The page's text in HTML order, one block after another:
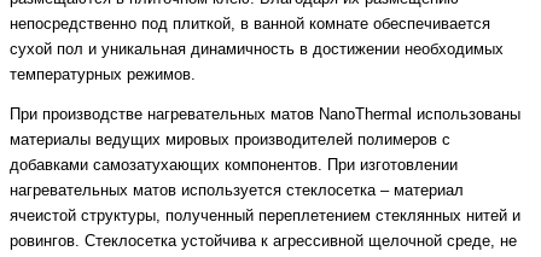
непосредственно под плиткой, в ванной комнате обеспечивается
сухой пол и уникальная динамичность в достижении необходимых
температурных режимов.
При производстве нагревательных матов NanoThermal использованы
материалы ведущих мировых производителей полимеров с
добавками самозатухающих компонентов. При изготовлении
нагревательных матов используется стеклосетка – материал
ячеистой структуры, полученный переплетением стеклянных нитей и
ровингов. Стеклосетка устойчива к агрессивной щелочной среде, не